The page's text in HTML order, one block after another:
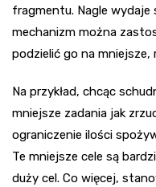
fragmentu. Nagle wydaje
mechanizm można
podzielić go na mniejsze,
Na przykład, chcąc
mniejsze zadania jak
ograniczenie ilości
Te mniejsze cele są
duży cel. Co więcej,